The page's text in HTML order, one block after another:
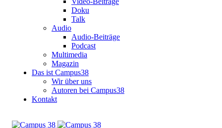
Doku
Talk
Audio
Audio-Beiträge
Podcast
Multimedia
Magazin
Das ist Campus38
Wir über uns
Autoren bei Campus38
Kontakt